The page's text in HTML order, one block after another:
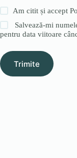
Am citit și accept
Salvează-mi
pentru data viitoare
Trimite